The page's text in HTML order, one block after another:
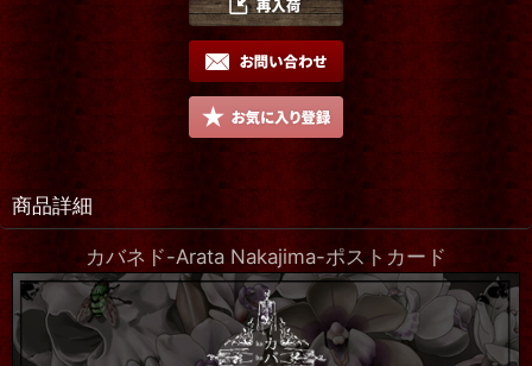
商品詳細
カバネド-Arata Nakajima-ポストカード